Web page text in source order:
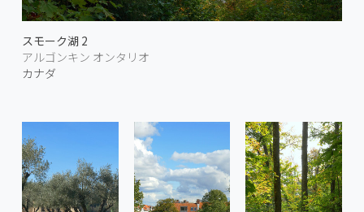
スモーク湖 2
アルゴンキン オンタリオ
カナダ